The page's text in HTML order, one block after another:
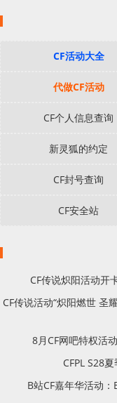
CF活动大全
代做CF活动
CF个人信息查询
新灵狐的约定
CF封号查询
CF安全站
CF传说炽阳活动开
CF传说活动“炽阳燃世 圣
8月CF网吧特权活
CFPL S28
B站CF嘉年华活动